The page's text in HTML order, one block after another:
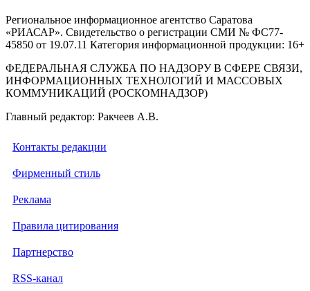
Региональное информационное агентство Саратова
«РИАСАР». Свидетельство о регистрации СМИ № ФС77-
45850 от 19.07.11 Категория информационной продукции: 16+
ФЕДЕРАЛЬНАЯ СЛУЖБА ПО НАДЗОРУ В СФЕРЕ СВЯЗИ,
ИНФОРМАЦИОННЫХ ТЕХНОЛОГИЙ И МАССОВЫХ
КОММУНИКАЦИЙ (РОСКОМНАДЗОР)
Главный редактор: Ракчеев А.В.
Контакты редакции
Фирменный стиль
Реклама
Правила цитирования
Партнерство
RSS-канал